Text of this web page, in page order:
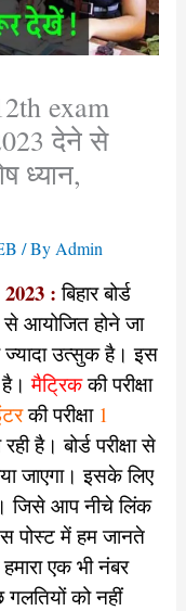
exam
देने से
ध्यान,
/ By Admin
:बिहार बोर्ड
से आयोजित होने जा
ज्यादा उत्सुक है। इस
मैट्रिककी परीक्षा
की परीक्षा 1
है। बोर्ड परीक्षा से
जाएगा। इसके लिए
जिसे आप नीचे लिंक
में हम जानते
एक भी नंबर
गलतियों को नहीं